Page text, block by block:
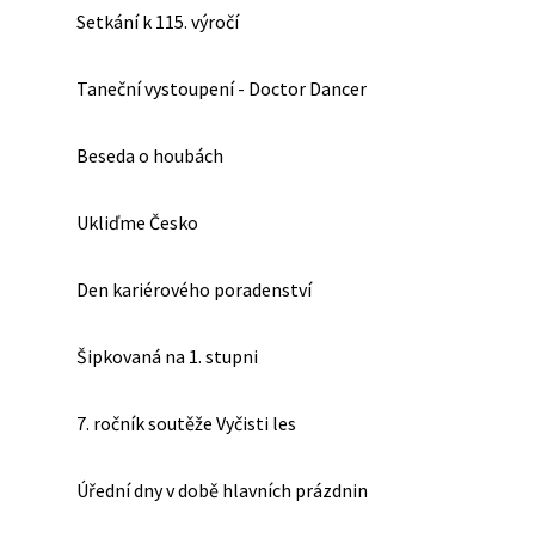
Setkání k 115. výročí
Taneční vystoupení - Doctor Dancer
Beseda o houbách
Ukliďme Česko
Den kariérového poradenství
Šipkovaná na 1. stupni
7. ročník soutěže Vyčisti les
Úřední dny v době hlavních prázdnin